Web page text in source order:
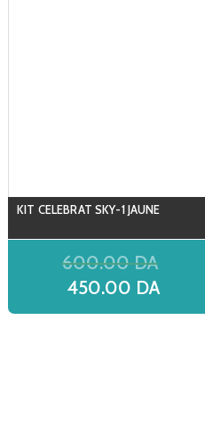
KIT CELEBRAT SKY-1 JAUNE
600.00DA
450.00 DA